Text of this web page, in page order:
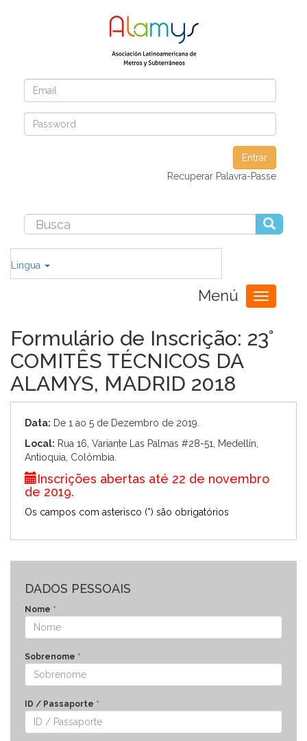
Entrar
Recuperar Palavra-Passe
Lingua
Menú
Toggle
navigation
Formulário de Inscrição: 23°
COMITÊS TÉCNICOS DA
ALAMYS, MADRID 2018
Data: De 1 ao 5 de Dezembro de 2019.
Local: Rua 16, Variante Las Palmas #28-51, Medellín,
Antioquia, Colômbia.
Inscrições abertas até 22 de novembro
de 2019.
Os campos com asterisco (*) são obrigatórios
DADOS PESSOAIS
Nome *
Sobrenome *
ID / Passaporte *